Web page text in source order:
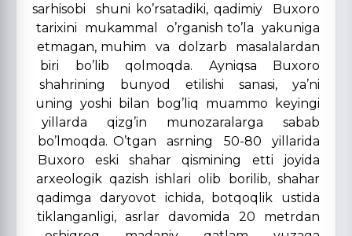
sarhisobi shuni ko’rsatadiki, qadimiy Buxoro
tarixini mukammal o’rganish to’la yakuniga
etmagan, muhim va dolzarb masalalardan
biri bo’lib qolmoqda. Ayniqsa Buxoro
shahrining bunyod etilishi sanasi, ya’ni
uning yoshi bilan bog’liq muammo keyingi
yillarda qizg’in munozaralarga sabab
bo’lmoqda. O’tgan asrning 50-80 yillarida
Buxoro eski shahar qismining etti joyida
arxeologik qazish ishlari olib borilib, shahar
qadimga daryovot ichida, botqoqlik ustida
tiklanganligi, asrlar davomida 20 metrdan